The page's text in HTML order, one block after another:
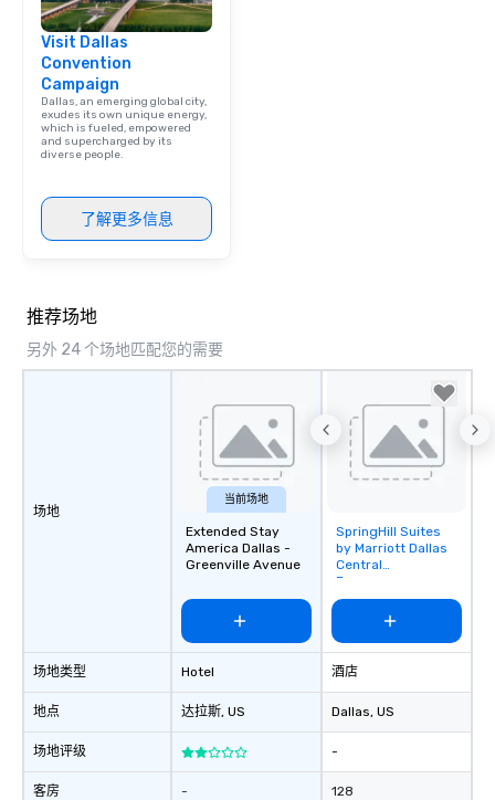
Visit Dallas
Convention
Campaign
Dallas, an emerging global city,
exudes its own unique energy,
which is fueled, empowered
and supercharged by its
diverse people.
了解更多信息
推荐场地
另外 24 个场地匹配您的需要
场地
场地类型
地点
场地评级
客房
当前场地
Extended Stay
America Dallas -
Greenville Avenue
Hotel
达拉斯, US
-
Removed from
favorites
SpringHill Suites
by Marriott Dallas
Central
Expressway
酒店
Dallas, US
-
128